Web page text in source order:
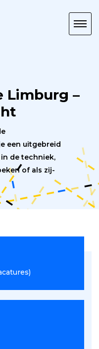
Limburg –
een uitgebreid
de techniek,
of als zij-